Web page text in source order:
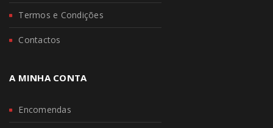
Termos e Condições
Contactos
A MINHA CONTA
Encomendas